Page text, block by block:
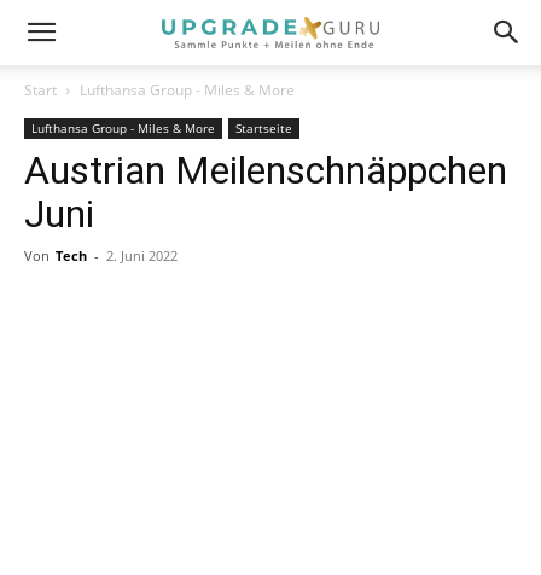
Start Lufthansa Group - Miles & More
Lufthansa Group - Miles & More Startseite
Austrian Meilenschnäppchen
Juni
Von Tech - 2. Juni 2022